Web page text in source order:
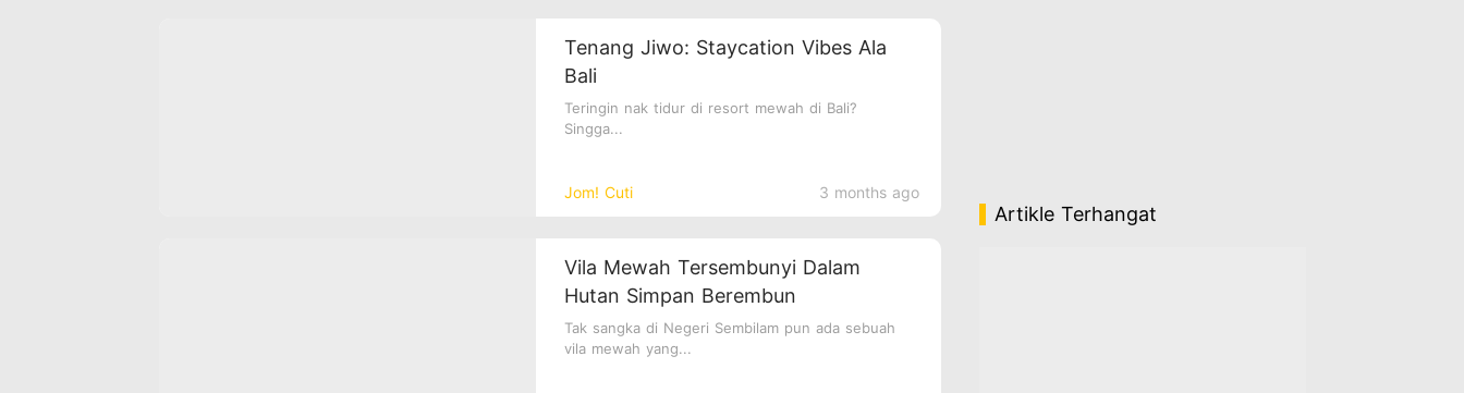
Jom! Cuti 3 months ago
Tenang Jiwo: Staycation Vibes Ala
Bali
Teringin nak tidur di resort mewah di Bali?
Singga...
Vila Mewah Tersembunyi Dalam
Hutan Simpan Berembun
Tak sangka di Negeri Sembilam pun ada sebuah
vila mewah yang...
Artikle Terhangat